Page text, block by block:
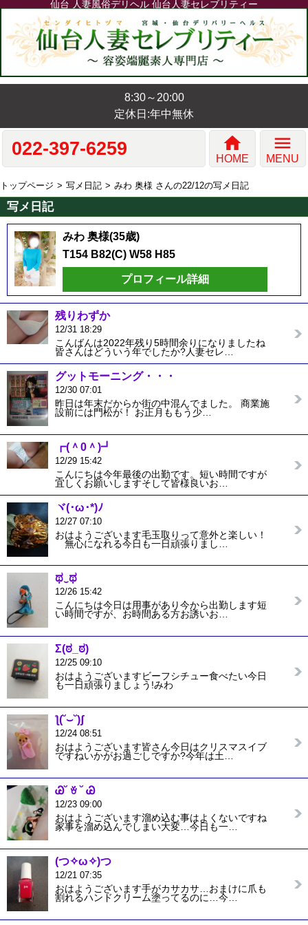
仙台 人妻風俗デリヘル 仙台人妻セレブリティー
8:30～20:00
定休日:年中無休
022-397-6259 home
HOME
menu
MENU
トップページ 写メ日記 みわ 奥様 さんの22/12の写メ日記
写メ日記
みわ 奥様(35歳)
T154 B82(C) W58 H85
プロフィール詳細
残りわずか
12/31 18:29
こんばんは2022年残り5時間余りになりましたね
皆さんはどういう年でしたか?人妻セレ…
グットモーニング・・・
12/30 07:01
昨日は年末だからか街の中混んでました。 商業施
設前には門松が！ お正月ももう少…
┏⁠(⁠＾⁠0⁠＾⁠)⁠┛
12/29 15:42
こんにちは今年最後の出勤です。短い時間ですが
宜しくお願いしますそして皆様良いお…
ヾ⁠(⁠･⁠ω⁠･⁠*⁠)⁠ﾉ
12/27 07:10
おはようございます毛玉取りって意外と楽しい！
無心になれる今日も一日頑張りまし…
ಥ⁠‿⁠ಥ
12/26 15:42
こんにちは今日は用事があり今から出勤します短
い時間ですが、お時間ある方お誘いお…
Σ⁠(⁠ಠ⁠_⁠ಠ⁠)
12/25 09:10
おはようございますビーフシチュー食べたい今日
も一日頑張りましょう!みわ
ƪ⁠(⁠˘⁠⌣⁠˘⁠)⁠ʃ
12/24 08:51
おはようございます皆さん今日はクリスマスイブ
ですねいかがお過ごしですか?今年は土…
Ꮚ⁠˘⁠ ⁠ꈊ⁠ ⁠˘⁠ ⁠Ꮚ
12/23 09:00
おはようございます溜め込む事はよくないですね
家事を溜め込んでしまい大変…今日も一…
(⁠つ⁠✧⁠ω⁠✧⁠)⁠つ
12/21 07:35
おはようございます手がカサカサ…おまけに爪も
割れるハンドクリーム塗ってるのに…今…